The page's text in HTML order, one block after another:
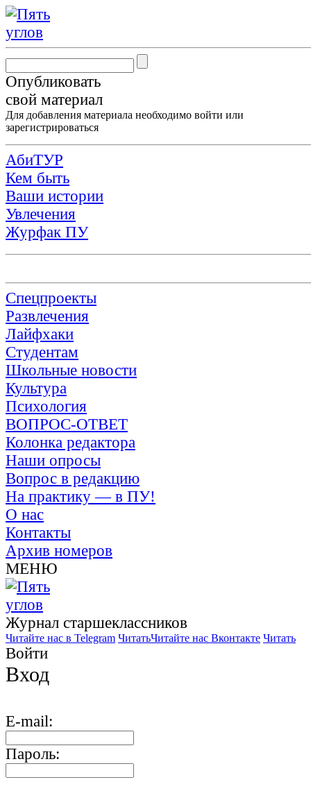
Опубликовать
свой материал
Для добавления материала необходимо войти или
зарегистрироваться
АбиТУР
Кем быть
Ваши истории
Увлечения
Журфак ПУ
Спецпроекты
Развлечения
Лайфхаки
Студентам
Школьные новости
Культура
Психология
ВОПРОС-ОТВЕТ
Колонка редактора
Наши опросы
Вопрос в редакцию
На практику — в ПУ!
О нас
Контакты
Архив номеров
МЕНЮ
Журнал старшекласcников
Читайте нас в Telegram ЧитатьЧитайте нас Вконтакте Читать
Войти
Вход
E-mail:
Пароль: